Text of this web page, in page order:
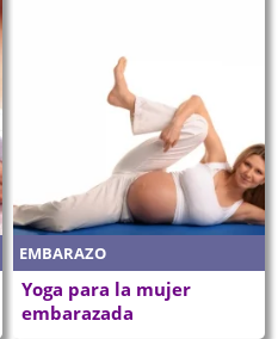
EMBARAZO
Yoga para la mujer
embarazada